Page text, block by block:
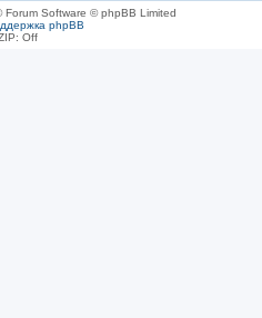
Forum Software © phpBB Limited
phpBB
Off